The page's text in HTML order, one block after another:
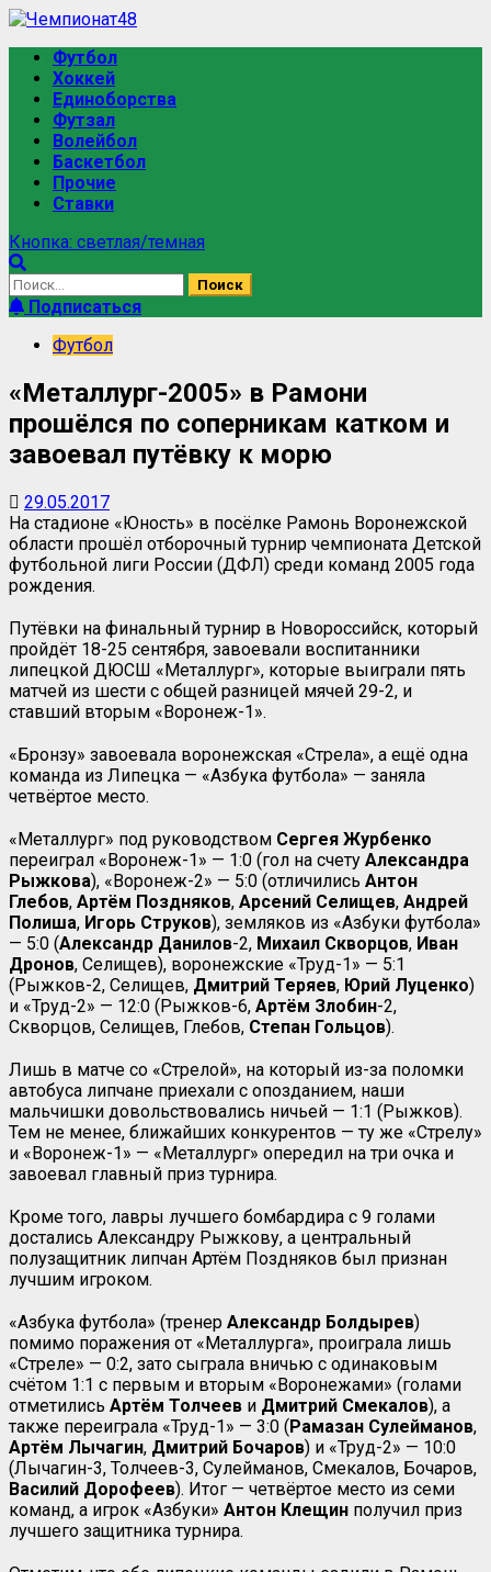
Футбол
Хоккей
Единоборства
Футзал
Волейбол
Баскетбол
Прочие
Ставки
Кнопка: светлая/темная
Подписаться
Футбол
«Металлург-2005» в Рамони
прошёлся по соперникам катком и
завоевал путёвку к морю
29.05.2017
На стадионе «Юность» в посёлке Рамонь Воронежской
области прошёл отборочный турнир чемпионата Детской
футбольной лиги России (ДФЛ) среди команд 2005 года
рождения.
Путёвки на финальный турнир в Новороссийск, который
пройдёт 18-25 сентября, завоевали воспитанники
липецкой ДЮСШ «Металлург», которые выиграли пять
матчей из шести с общей разницей мячей 29-2, и
ставший вторым «Воронеж-1».
«Бронзу» завоевала воронежская «Стрела», а ещё одна
команда из Липецка — «Азбука футбола» — заняла
четвёртое место.
«Металлург» под руководством Сергея Журбенко
переиграл «Воронеж-1» — 1:0 (гол на счету Александра
Рыжкова), «Воронеж-2» — 5:0 (отличились Антон
Глебов, Артём Поздняков, Арсений Селищев, Андрей
Полиша, Игорь Струков), земляков из «Азбуки футбола»
— 5:0 (Александр Данилов-2, Михаил Скворцов, Иван
Дронов, Селищев), воронежские «Труд-1» — 5:1
(Рыжков-2, Селищев, Дмитрий Теряев, Юрий Луценко)
и «Труд-2» — 12:0 (Рыжков-6, Артём Злобин-2,
Скворцов, Селищев, Глебов, Степан Гольцов).
Лишь в матче со «Стрелой», на который из-за поломки
автобуса липчане приехали с опозданием, наши
мальчишки довольствовались ничьей — 1:1 (Рыжков).
Тем не менее, ближайших конкурентов — ту же «Стрелу»
и «Воронеж-1» — «Металлург» опередил на три очка и
завоевал главный приз турнира.
Кроме того, лавры лучшего бомбардира с 9 голами
достались Александру Рыжкову, а центральный
полузащитник липчан Артём Поздняков был признан
лучшим игроком.
«Азбука футбола» (тренер Александр Болдырев)
помимо поражения от «Металлурга», проиграла лишь
«Стреле» — 0:2, зато сыграла вничью с одинаковым
счётом 1:1 с первым и вторым «Воронежами» (голами
отметились Артём Толчеев и Дмитрий Смекалов), а
также переиграла «Труд-1» — 3:0 (Рамазан Сулейманов,
Артём Лычагин, Дмитрий Бочаров) и «Труд-2» — 10:0
(Лычагин-3, Толчеев-3, Сулейманов, Смекалов, Бочаров,
Василий Дорофеев). Итог — четвёртое место из семи
команд, а игрок «Азбуки» Антон Клещин получил приз
лучшего защитника турнира.